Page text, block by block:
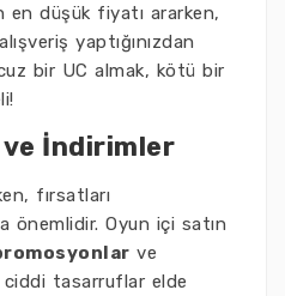
en düşük fiyatı ararken,
yaptığınızdan
bir UC almak, kötü bir
İndirimler
fırsatları
önemlidir. Oyun içi satın
ve
ciddi tasarruflar elde